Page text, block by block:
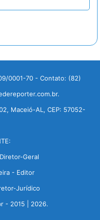
0001-70 - Contato: (82)
Maceió-AL, CEP: 57052-
Geral
- Editor
Jurídico
- 2015 | 2026.